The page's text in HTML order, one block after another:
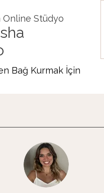
Online Stüdyo
Bağ Kurmak İçin